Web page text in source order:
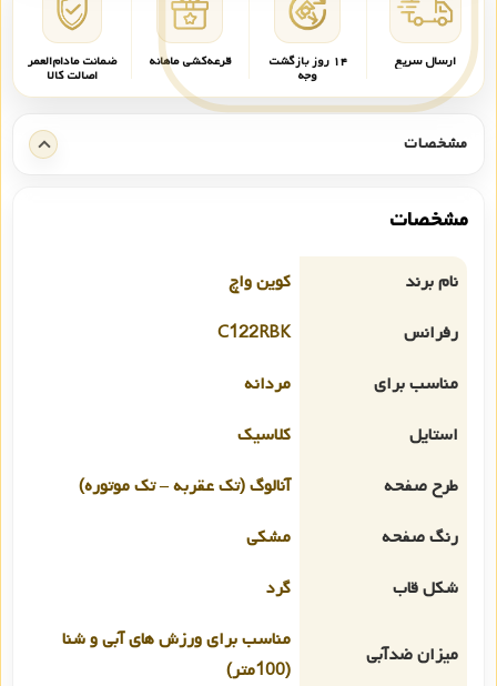
ارسال سریع ۱۴ روز بازگشت
وجه
قرعه‌کشی ماهانه ضمانت مادام‌العمر
اصالت کالا
مشخصات
مشخصات
نام برند
کوین واچ
رفرانس
C122RBK
مناسب برای
مردانه
استایل
کلاسیک
طرح صفحه
آنالوگ (تک عقربه – تک موتوره)
رنگ صفحه
مشکی
شکل قاب
گرد
میزان ضدآبی
مناسب برای ورزش های آبی و شنا
(100متر)